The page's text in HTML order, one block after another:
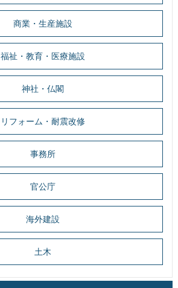
商業・生産施設
福祉・教育・医療施設
神社・仏閣
リフォーム・耐震改修
事務所
官公庁
海外建設
土木